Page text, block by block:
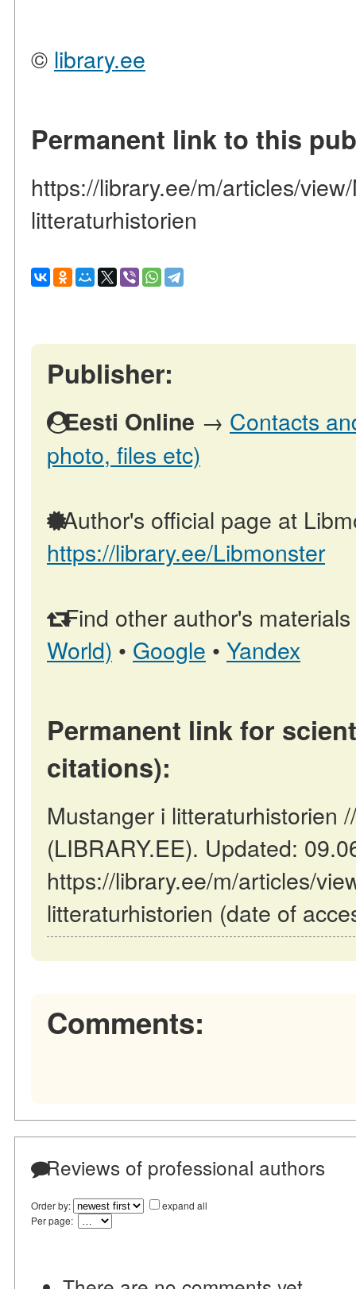
© library.ee
Permanent link to this
https://library.ee/m/articles/
litteraturhistorien
Publisher:
Eesti Online → Contacts
photo, files etc)
Author's official page at
https://library.ee/Libmonster
Find other author's
World) • Google • Yandex
Permanent link for
citations):
Mustanger i litteraturhistorien
(LIBRARY.EE). Updated:
https://library.ee/m/articles/
litteraturhistorien (date of
Comments:
Reviews of professional authors
Order by:
expand all
Per page: